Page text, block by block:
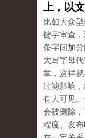
上，以
比如大众
键字审查
条字间加
大写字母
章，这样
过滤影响
有人可见
会被删除
程度、发